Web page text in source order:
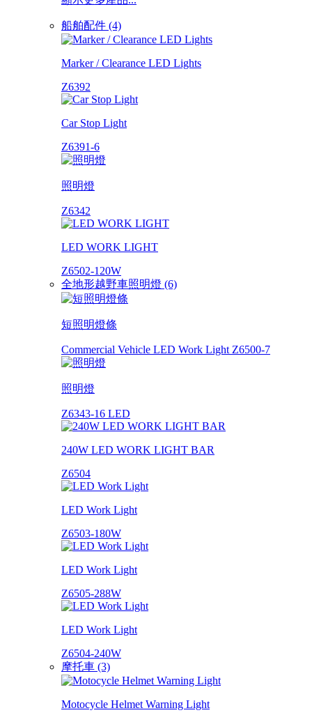
船舶配件 (4)
Marker / Clearance LED Lights
Z6392
Car Stop Light
Z6391-6
照明燈
Z6342
LED WORK LIGHT
Z6502-120W
全地形越野車照明燈 (6)
短照明燈條
Commercial Vehicle LED Work Light Z6500-7
照明燈
Z6343-16 LED
240W LED WORK LIGHT BAR
Z6504
LED Work Light
Z6503-180W
LED Work Light
Z6505-288W
LED Work Light
Z6504-240W
摩托車 (3)
Motocycle Helmet Warning Light